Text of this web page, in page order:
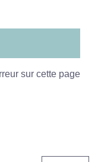
sur cette page